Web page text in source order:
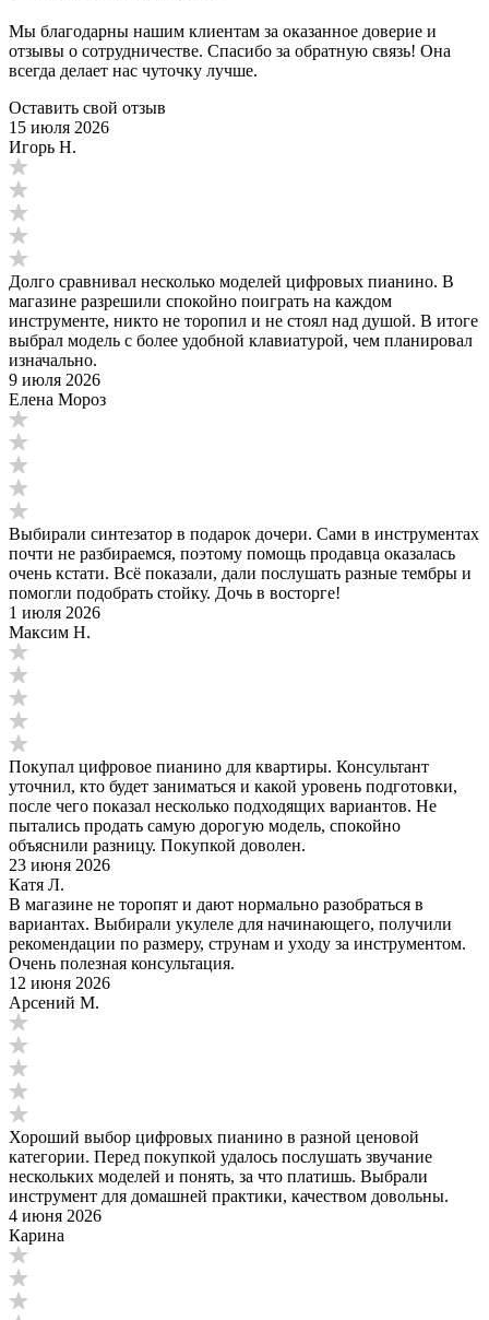
Мы благодарны нашим клиентам за оказанное доверие и
отзывы о сотрудничестве. Спасибо за обратную связь! Она
всегда делает нас чуточку лучше.
Оставить свой отзыв
15 июля 2026
Игорь Н.
Долго сравнивал несколько моделей цифровых пианино. В
магазине разрешили спокойно поиграть на каждом
инструменте, никто не торопил и не стоял над душой. В итоге
выбрал модель с более удобной клавиатурой, чем планировал
изначально.
9 июля 2026
Елена Мороз
Выбирали синтезатор в подарок дочери. Сами в инструментах
почти не разбираемся, поэтому помощь продавца оказалась
очень кстати. Всё показали, дали послушать разные тембры и
помогли подобрать стойку. Дочь в восторге!
1 июля 2026
Максим Н.
Покупал цифровое пианино для квартиры. Консультант
уточнил, кто будет заниматься и какой уровень подготовки,
после чего показал несколько подходящих вариантов. Не
пытались продать самую дорогую модель, спокойно
объяснили разницу. Покупкой доволен.
23 июня 2026
Катя Л.
В магазине не торопят и дают нормально разобраться в
вариантах. Выбирали укулеле для начинающего, получили
рекомендации по размеру, струнам и уходу за инструментом.
Очень полезная консультация.
12 июня 2026
Арсений М.
Хороший выбор цифровых пианино в разной ценовой
категории. Перед покупкой удалось послушать звучание
нескольких моделей и понять, за что платишь. Выбрали
инструмент для домашней практики, качеством довольны.
4 июня 2026
Карина